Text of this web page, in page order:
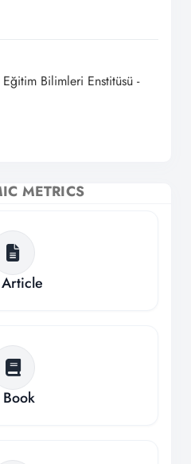
Bilimleri Enstitüsü -
METRICS
Article
Book